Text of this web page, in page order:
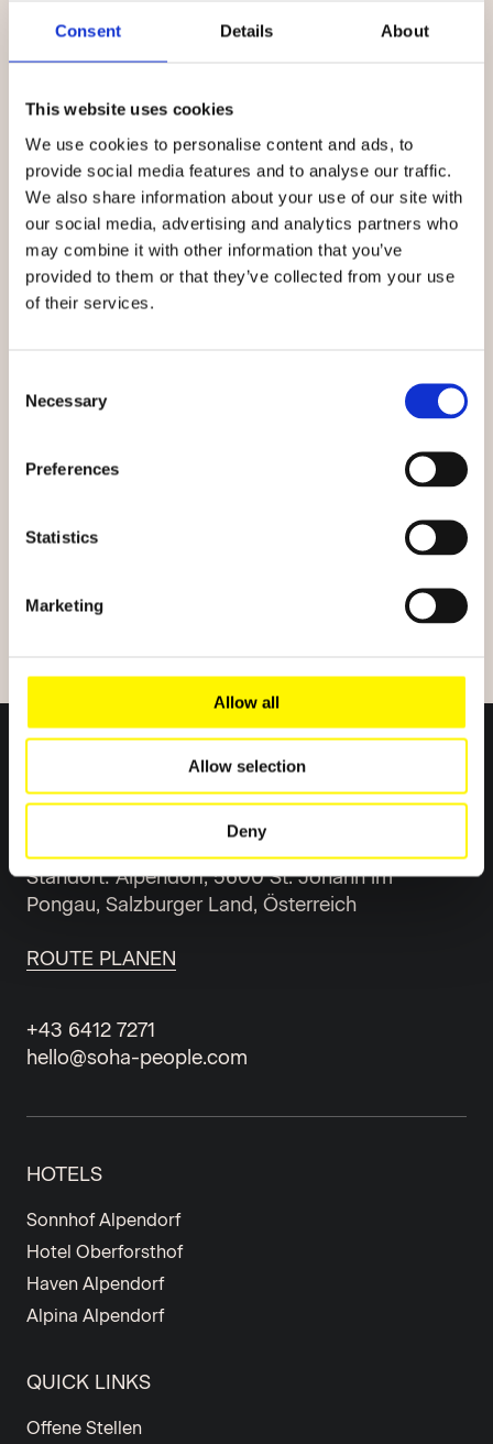
Consent Details About
This website uses cookies
We use cookies to personalise content and ads, to
provide social media features and to analyse our traffic.
We also share information about your use of our site with
our social media, advertising and analytics partners who
may combine it with other information that you’ve
provided to them or that they’ve collected from your use
of their services.
Selection
Necessary
Preferences
Statistics
Marketing
Allow all
Allow selection
Deny
Standort: Alpendorf, 5600 St. Johann im
Pongau, Salzburger Land, Österreich
ROUTE PLANEN
+43 6412 7271
hello@soha-people.com
HOTELS
Sonnhof Alpendorf
Hotel Oberforsthof
Haven Alpendorf
Alpina Alpendorf
QUICK LINKS
Offene Stellen